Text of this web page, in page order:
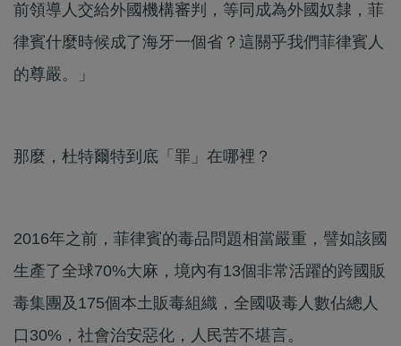
前領導人交給外國機構審判，等同成為外國奴隸，菲
律賓什麼時候成了海牙一個省？這關乎我們菲律賓人
的尊嚴。」
那麼，杜特爾特到底「罪」在哪裡？
2016年之前，菲律賓的毒品問題相當嚴重，譬如該國
生產了全球70%大麻，境內有13個非常活躍的跨國販
毒集團及175個本土販毒組織，全國吸毒人數佔總人
口30%，社會治安惡化，人民苦不堪言。